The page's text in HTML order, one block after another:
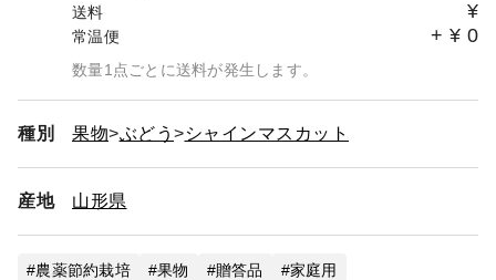
送料 ¥
常温便 + ¥ 0
数量1点ごとに送料が発生します。
種別 果物 ぶどう シャインマスカット
産地 山形県
農薬節約栽培 果物 贈答品
家庭用